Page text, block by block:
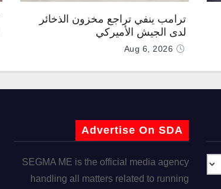
ترامب ينفي تراجع مخزون الذخائر
لدى الجيش الأميركي
Aug 6, 2026
Advertise On SDA
SEGMA ME is the official media agency
handling all matters related to running